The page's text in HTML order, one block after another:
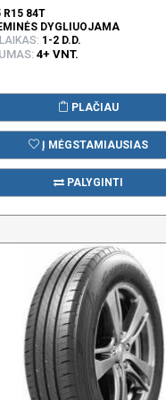
R15 84T
DYGLIUOJAMA
1-2 D.D.
4+ VNT.
PLAČIAU
Į MĖGSTAMIAUSIAS
PALYGINTI